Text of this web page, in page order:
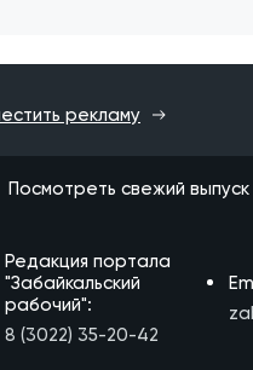
рекламу
Посмотреть свежий
Редакция портала
"Забайкальский
рабочий":
8 (3022) 35-20-42